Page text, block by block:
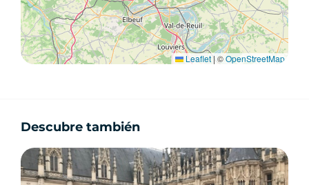
Leaflet | ©OpenStreetMap
Descubre también